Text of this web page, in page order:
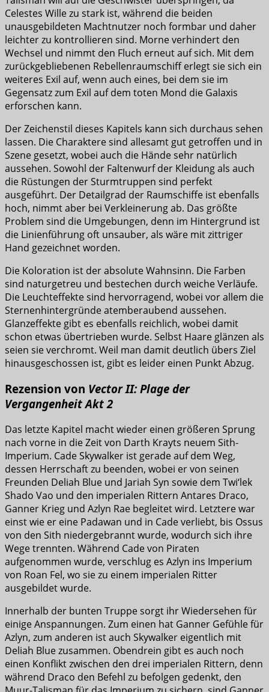
Celestes Wille zu stark ist, während die beiden
unausgebildeten Machtnutzer noch formbar und daher
leichter zu kontrollieren sind. Morne verhindert den
Wechsel und nimmt den Fluch erneut auf sich. Mit dem
zurückgebliebenen Rebellenraumschiff erlegt sie sich ein
weiteres Exil auf, wenn auch eines, bei dem sie im
Gegensatz zum Exil auf dem toten Mond die Galaxis
erforschen kann.
Der Zeichenstil dieses Kapitels kann sich durchaus sehen
lassen. Die Charaktere sind allesamt gut getroffen und in
Szene gesetzt, wobei auch die Hände sehr natürlich
aussehen. Sowohl der Faltenwurf der Kleidung als auch
die Rüstungen der Sturmtruppen sind perfekt
ausgeführt. Der Detailgrad der Raumschiffe ist ebenfalls
hoch, nimmt aber bei Verkleinerung ab. Das größte
Problem sind die Umgebungen, denn im Hintergrund ist
die Linienführung oft unsauber, als wäre mit zittriger
Hand gezeichnet worden.
Die Koloration ist der absolute Wahnsinn. Die Farben
sind naturgetreu und bestechen durch weiche Verläufe.
Die Leuchteffekte sind hervorragend, wobei vor allem die
Sternenhintergründe atemberaubend aussehen.
Glanzeffekte gibt es ebenfalls reichlich, wobei damit
schon etwas übertrieben wurde. Selbst Haare glänzen als
seien sie verchromt. Weil man damit deutlich übers Ziel
hinausgeschossen ist, gibt es leider einen Punkt Abzug.
Rezension von Vector II: Plage der
Vergangenheit Akt 2
Das letzte Kapitel macht wieder einen größeren Sprung
nach vorne in die Zeit von Darth Krayts neuem Sith-
Imperium. Cade Skywalker ist gerade auf dem Weg,
dessen Herrschaft zu beenden, wobei er von seinen
Freunden Deliah Blue und Jariah Syn sowie dem Twi‘lek
Shado Vao und den imperialen Rittern Antares Draco,
Ganner Krieg und Azlyn Rae begleitet wird. Letztere war
einst wie er eine Padawan und in Cade verliebt, bis Ossus
von den Sith niedergebrannt wurde, wodurch sich ihre
Wege trennten. Während Cade von Piraten
aufgenommen wurde, verschlug es Azlyn ins Imperium
von Roan Fel, wo sie zu einem imperialen Ritter
ausgebildet wurde.
Innerhalb der bunten Truppe sorgt ihr Wiedersehen für
einige Anspannungen. Zum einen hat Ganner Gefühle für
Azlyn, zum anderen ist auch Skywalker eigentlich mit
Deliah Blue zusammen. Obendrein gibt es auch noch
einen Konflikt zwischen den drei imperialen Rittern, denn
während Draco den Befehl zu befolgen gedenkt, den